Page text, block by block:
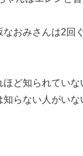
おみさんは2回
ほど知られてい
らない人がいな